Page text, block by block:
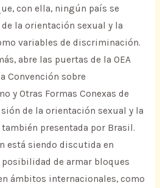
con ella, ningún país se
la orientación sexual y la
variables de discriminación.
abre las puertas de la OEA
Convención sobre
y Otras Formas Conexas de
de la orientación sexual y la
presentada por Brasil.
está siendo discutida en
de armar bloques
ámbitos internacionales, como